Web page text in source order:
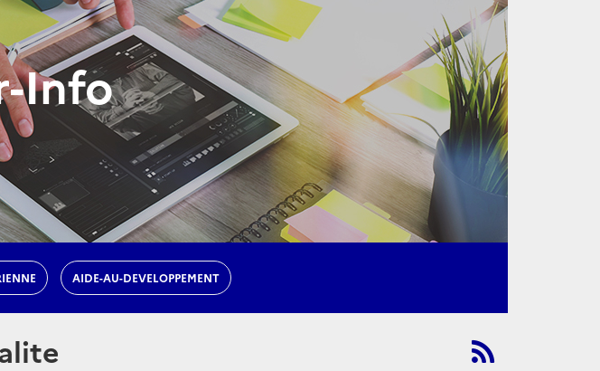
Info
AIDE-AU-DEVELOPPEMENT